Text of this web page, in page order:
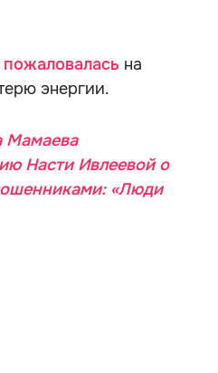
пожаловалась на
энергии.
Мамаева
Насти Ивлеевой о
«Люди